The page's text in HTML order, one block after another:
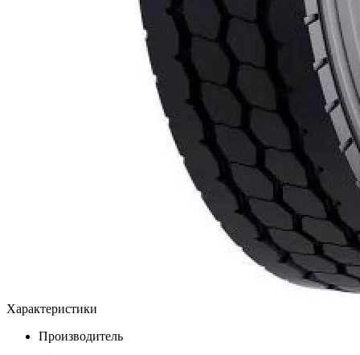
Характеристики
Производитель